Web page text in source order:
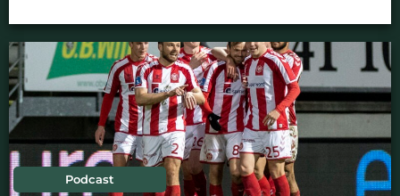
Podcast